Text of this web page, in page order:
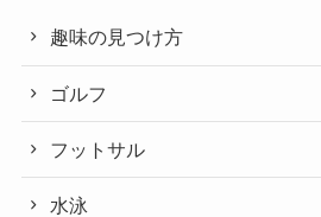
趣味の見つけ方
ゴルフ
フットサル
水泳